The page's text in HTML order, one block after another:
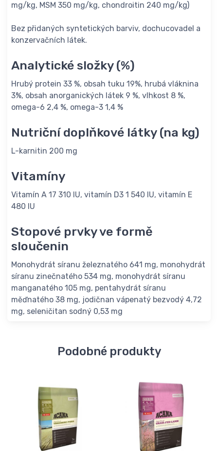
mg/kg, MSM 350 mg/kg, chondroitin 240 mg/kg)
Bez přidaných syntetických barviv, dochucovadel a
konzervačních látek.
Analytické složky (%)
Hrubý protein 33 %, obsah tuku 19%, hrubá vláknina
3%, obsah anorganických látek 9 %, vlhkost 8 %,
omega-6 2,4 %, omega-3 1,4 %
Nutriční doplňkové látky (na kg)
L-karnitin 200 mg
Vitamíny
Vitamín A 17 310 IU, vitamín D3 1 540 IU, vitamín E
480 IU
Stopové prvky ve formě
sloučenin
Monohydrát síranu železnatého 641 mg, monohydrát
síranu zinečnatého 534 mg, monohydrát síranu
manganatého 105 mg, pentahydrát síranu
měďnatého 38 mg, jodičnan vápenatý bezvodý 4,72
mg, seleničitan sodný 0,53 mg
Podobné produkty